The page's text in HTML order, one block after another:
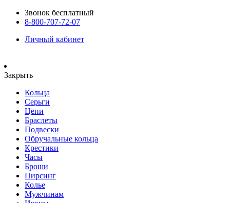
Звонок бесплатный
8-800-707-72-07
Личный кабинет
Закрыть
Кольца
Серьги
Цепи
Браслеты
Подвески
Обручальные кольца
Крестики
Часы
Броши
Пирсинг
Колье
Мужчинам